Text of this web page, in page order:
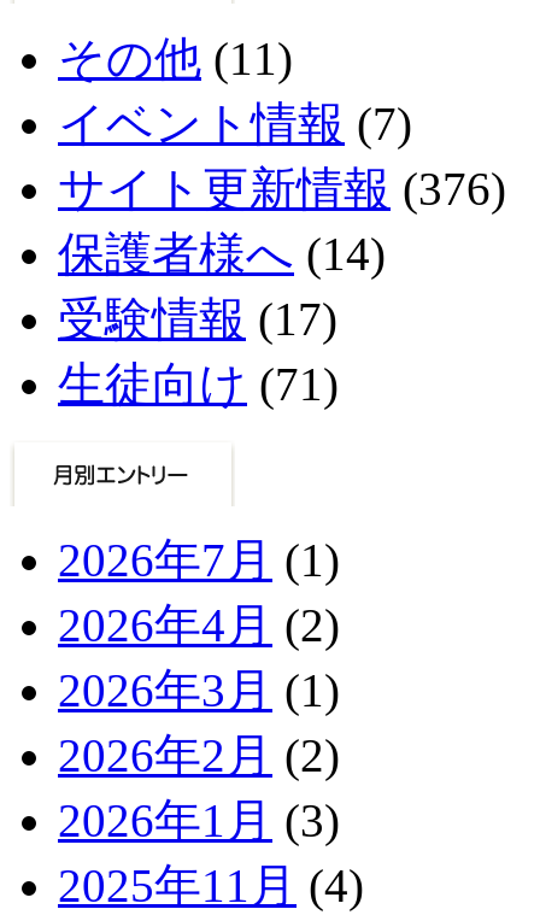
その他 (11)
イベント情報 (7)
サイト更新情報 (376)
保護者様へ (14)
受験情報 (17)
生徒向け (71)
2026年7月 (1)
2026年4月 (2)
2026年3月 (1)
2026年2月 (2)
2026年1月 (3)
2025年11月 (4)